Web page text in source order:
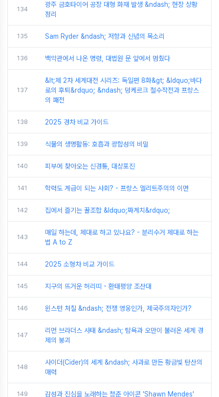
134
광주 금호타이어 공장 대형 화재 발생 &ndash; 현장 상황
정리
135 Sam Ryder &ndash; 저항과 신념의 목소리
136 백악관에서 나온 명령, 대법원 문 앞에서 멈췄다
137
&lt;제 2차 세계대전 시리즈: 독일편 8화&gt; &ldquo;바다
로의 후퇴&rdquo; &ndash; 덩케르크 철수작전과 프랑스
의 패전
138 2025 경차 비교 가이드
139 식물의 생명활동: 호흡과 광합성의 비밀
140 피부에 찾아오는 신경통, 대상포진
141 학력도 계급이 되는 사회? - 프랑스 엘리트주의의 이면
142 집에서 즐기는 꿀조합 &ldquo;짜계치&rdquo;
143
매일 하는데, 제대로 하고 있나요? - 분리수거 제대로 하는
법 A to Z
144 2025 소형차 비교 가이드
145 지구의 뜨거운 허리띠 - 환태평양 조산대
146 윈스턴 처칠 &ndash; 전쟁 영웅인가, 제국주의자인가?
147
리먼 브라더스 사태 &ndash; 탐욕과 오만이 불러온 세계 경
제의 붕괴
148
사이더(Cider)의 세계 &ndash; 사과로 만든 황금빛 탄산의
매력
149 감성과 진심을 노래하는 청춘 아이콘 'Shawn Mendes'